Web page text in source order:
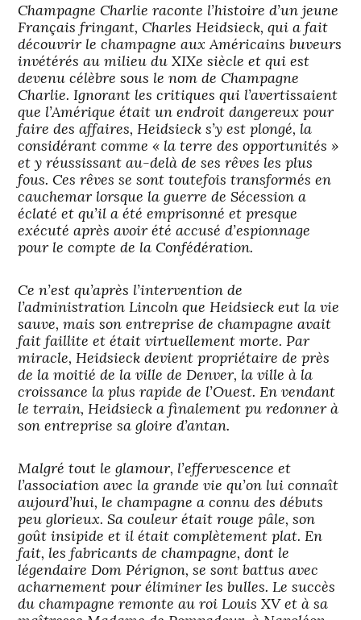
Champagne Charlie raconte l’histoire d’un jeune
Français fringant, Charles Heidsieck, qui a fait
découvrir le champagne aux Américains buveurs
invétérés au milieu du XIXe siècle et qui est
devenu célèbre sous le nom de Champagne
Charlie. Ignorant les critiques qui l’avertissaient
que l’Amérique était un endroit dangereux pour
faire des affaires, Heidsieck s’y est plongé, la
considérant comme « la terre des opportunités »
et y réussissant au-delà de ses rêves les plus
fous. Ces rêves se sont toutefois transformés en
cauchemar lorsque la guerre de Sécession a
éclaté et qu’il a été emprisonné et presque
exécuté après avoir été accusé d’espionnage
pour le compte de la Confédération.
Ce n’est qu’après l’intervention de
l’administration Lincoln que Heidsieck eut la vie
sauve, mais son entreprise de champagne avait
fait faillite et était virtuellement morte. Par
miracle, Heidsieck devient propriétaire de près
de la moitié de la ville de Denver, la ville à la
croissance la plus rapide de l’Ouest. En vendant
le terrain, Heidsieck a finalement pu redonner à
son entreprise sa gloire d’antan.
Malgré tout le glamour, l’effervescence et
l’association avec la grande vie qu’on lui connaît
aujourd’hui, le champagne a connu des débuts
peu glorieux. Sa couleur était rouge pâle, son
goût insipide et il était complètement plat. En
fait, les fabricants de champagne, dont le
légendaire Dom Pérignon, se sont battus avec
acharnement pour éliminer les bulles. Le succès
du champagne remonte au roi Louis XV et à sa